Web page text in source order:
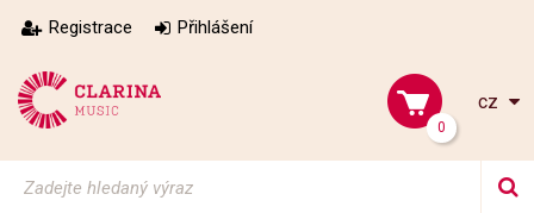
Registrace Přihlášení
0
cz